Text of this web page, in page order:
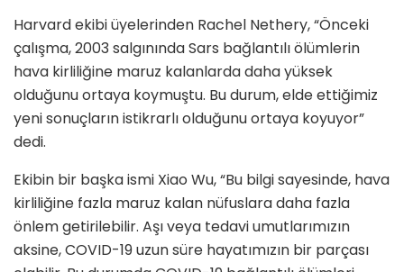
Harvard ekibi üyelerinden Rachel Nethery, “Önceki
çalışma, 2003 salgınında Sars bağlantılı ölümlerin
hava kirliliğine maruz kalanlarda daha yüksek
olduğunu ortaya koymuştu. Bu durum, elde ettiğimiz
yeni sonuçların istikrarlı olduğunu ortaya koyuyor”
dedi.
Ekibin bir başka ismi Xiao Wu, “Bu bilgi sayesinde, hava
kirliliğine fazla maruz kalan nüfuslara daha fazla
önlem getirilebilir. Aşı veya tedavi umutlarımızın
aksine, COVID-19 uzun süre hayatımızın bir parçası